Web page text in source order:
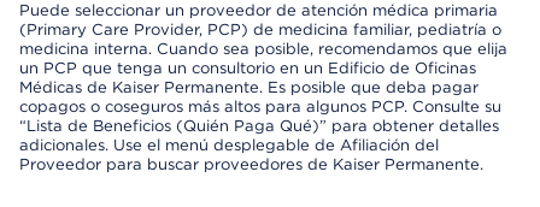
Puede seleccionar un proveedor de atención médica primaria
(Primary Care Provider, PCP) de medicina familiar, pediatría o
medicina interna. Cuando sea posible, recomendamos que elija
un PCP que tenga un consultorio en un Edificio de Oficinas
Médicas de Kaiser Permanente. Es posible que deba pagar
copagos o coseguros más altos para algunos PCP. Consulte su
“Lista de Beneficios (Quién Paga Qué)” para obtener detalles
adicionales. Use el menú desplegable de Afiliación del
Proveedor para buscar proveedores de Kaiser Permanente.